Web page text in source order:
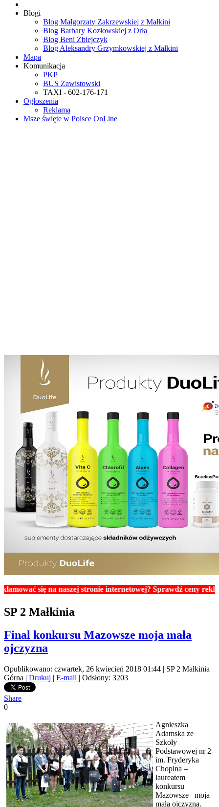
Blogi
Blog Małgorzaty Zakrzewskiej z Małkini
Blog Barbary Kozłowskiej z Orła
Blog Beni Zbiejczyk
Blog Aleksandry Grzymkowskiej z Małkini
Mapa
Komunikacja
PKP
BUS Zawistowski
TAXI - 602-176-171
Ogłoszenia
Reklama
Msze święte w Polsce OnLine
się na naszej stronie internetowej? Sprawdź ceny reklam.
SP 2 Małkinia
Final konkursu Mazowsze moja mała
ojczyzna
Opublikowano: czwartek, 26 kwiecień 2018 01:44 | SP 2 Małkinia
Górna | Drukuj | E-mail | Odsłony: 3203
Share
0
Agnieszka
Adamska ze
Szkoły
Podstawowej nr 2
im. Fryderyka
Chopina –
laureatem
konkursu
Mazowsze –moja
mała ojczyzna.